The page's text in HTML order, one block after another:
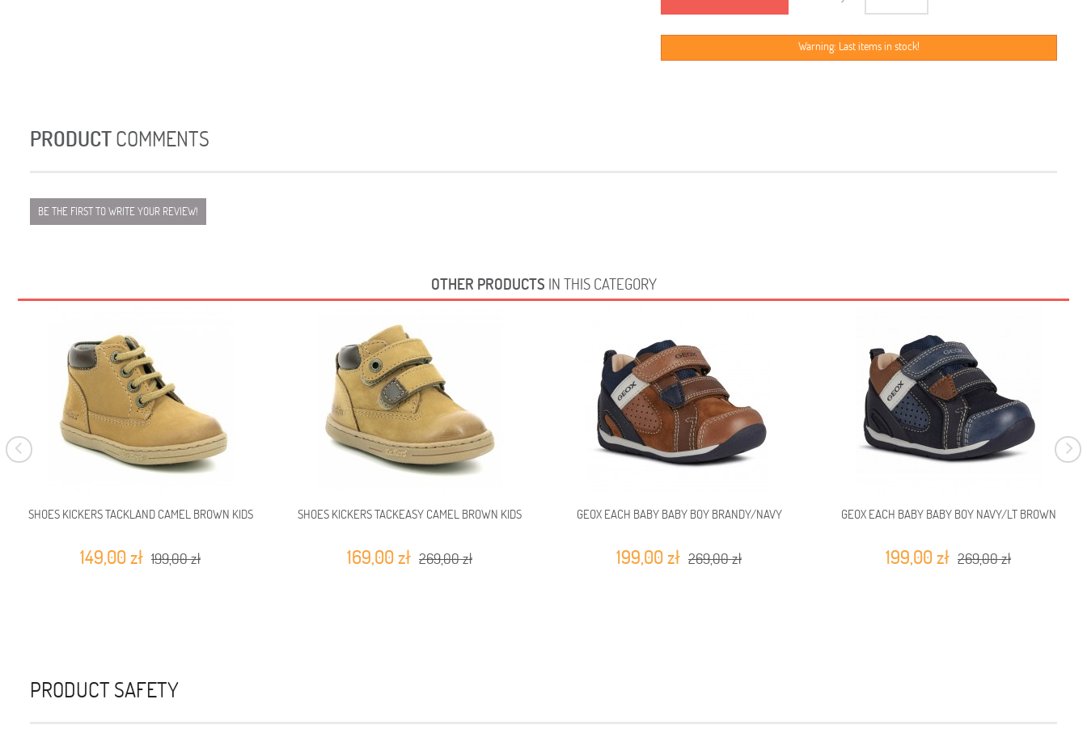
Warning: Last items in stock!
PRODUCTCOMMENTS
BE THE FIRST TO WRITE YOUR REVIEW!
OTHER PRODUCTS IN THIS CATEGORY
SHOES KICKERS TACKLAND CAMEL BROWN KIDS
149,00 zł 199,00 zł
SHOES KICKERS TACKEASY CAMEL BROWN KIDS
169,00 zł 269,00 zł
GEOX EACH BABY BABY BOY BRANDY/NAVY
199,00 zł 269,00 zł
GEOX EACH BABY BABY BOY NAVY/LT BROWN
199,00 zł 269,00 zł
PRODUCT SAFETY